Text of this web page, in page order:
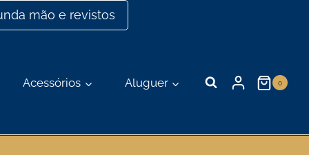
mão e revistos
Acessórios Aluguer 0